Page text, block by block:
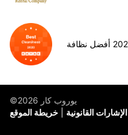
©يوروب كار 2026
خريطة الموقع
الإشارات القانونية